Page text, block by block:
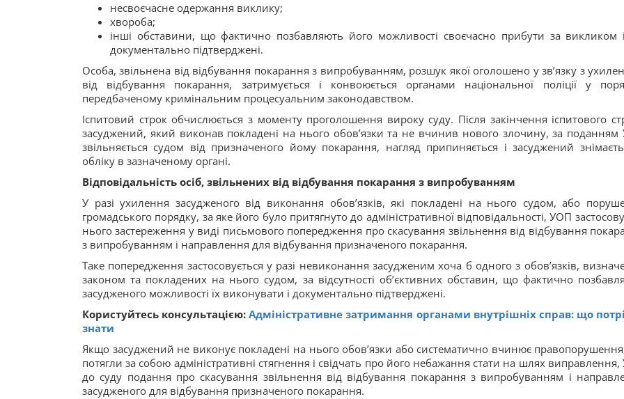
несвоєчасне одержання виклику;
хвороба;
інші обставини, що фактично позбавляють його можливості своєчасно прибути за викликом
документально підтверджені.
Особа, звільнена від відбування покарання з випробуванням, розшук якої оголошено у зв’язку з
від відбування покарання, затримується і конвоюється органами національної поліції у
передбаченому кримінальним процесуальним законодавством.
Іспитовий строк обчислюється з моменту проголошення вироку суду. Після закінчення іспитового
засуджений, який виконав покладені на нього обов’язки та не вчинив нового злочину, за
звільняється судом від призначеного йому покарання, нагляд припиняється і засуджений
обліку в зазначеному органі.
Відповідальність осіб, звільнених від відбування покарання з випробуванням
У разі ухилення засудженого від виконання обов’язків, які покладені на нього судом, або
громадського порядку, за яке його було притягнуто до адміністративної відповідальності, УОП
нього застереження у виді письмового попередження про скасування звільнення від відбування
з випробуванням і направлення для відбування призначеного покарання.
Таке попередження застосовується у разі невиконання засудженим хоча б одного з обов’язків,
законом та покладених на нього судом, за відсутності об’єктивних обставин, що фактично
засудженого можливості їх виконувати і документально підтверджені.
Користуйтесь консультацією: Адміністративне затримання органами внутрішніх справ: що
знати
Якщо засуджений не виконує покладені на нього обов’язки або систематично вчинює
потягли за собою адміністративні стягнення і свідчать про його небажання стати на шлях
до суду подання про скасування звільнення від відбування покарання з випробуванням і
засудженого для відбування призначеного покарання.